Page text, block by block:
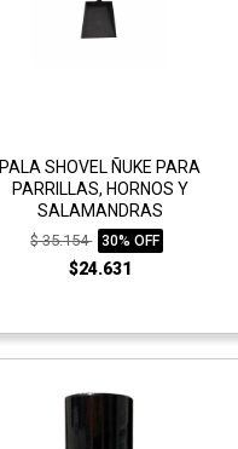
PALA SHOVEL ÑUKE PARA
PARRILLAS, HORNOS Y
SALAMANDRAS
$ 35.154 30% OFF
$24.631